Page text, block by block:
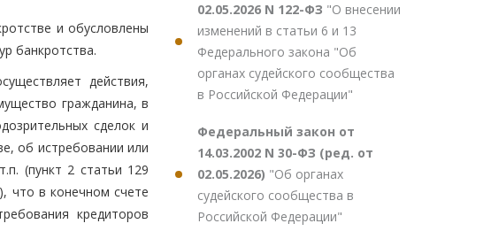
и обусловлены
банкротства.
действия,
гражданина, в
сделок и
об истребовании или
(пункт 2 статьи 129
что в конечном счете
кредиторов
02.05.2026 N 122-ФЗ "О внесении
изменений в статьи 6 и 13
Федерального закона "Об
органах судейского сообщества
в Российской Федерации"
Федеральный закон от
14.03.2002 N 30-ФЗ (ред. от
02.05.2026) "Об органах
судейского сообщества в
Российской Федерации"